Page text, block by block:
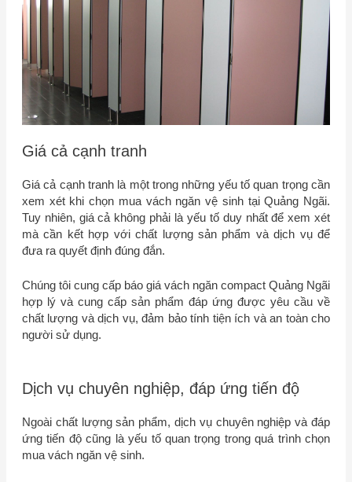
Giá cả cạnh tranh
Giá cả cạnh tranh là một trong những yếu tố quan trọng cần
xem xét khi chọn mua vách ngăn vệ sinh tại Quảng Ngãi.
Tuy nhiên, giá cả không phải là yếu tố duy nhất để xem xét
mà cần kết hợp với chất lượng sản phẩm và dịch vụ để
đưa ra quyết định đúng đắn.
Chúng tôi cung cấp báo giá vách ngăn compact Quảng Ngãi
hợp lý và cung cấp sản phẩm đáp ứng được yêu cầu về
chất lượng và dịch vụ, đảm bảo tính tiện ích và an toàn cho
người sử dụng.
Dịch vụ chuyên nghiệp, đáp ứng tiến độ
Ngoài chất lượng sản phẩm, dịch vụ chuyên nghiệp và đáp
ứng tiến độ cũng là yếu tố quan trọng trong quá trình chọn
mua vách ngăn vệ sinh.